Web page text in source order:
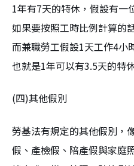
1年有7天的特休，假設有一
如果要按照工時比例計算的
而兼職勞工假設1天工作4小
也就是1年可以有3.5天的特
(四)其他假別
勞基法有規定的其他假別，
假、產檢假、陪產假與家庭